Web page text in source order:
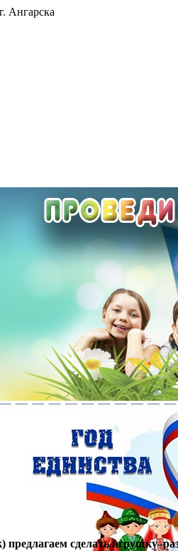
Ангарска
предлагаем сделать